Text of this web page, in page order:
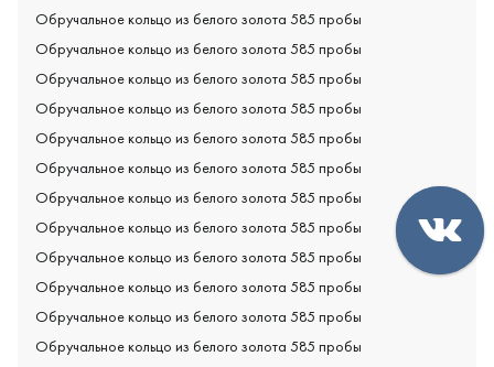
Обручальное кольцо из белого золота 585 пробы
Обручальное кольцо из белого золота 585 пробы
Обручальное кольцо из белого золота 585 пробы
Обручальное кольцо из белого золота 585 пробы
Обручальное кольцо из белого золота 585 пробы
Обручальное кольцо из белого золота 585 пробы
Обручальное кольцо из белого золота 585 пробы
Обручальное кольцо из белого золота 585 пробы
Обручальное кольцо из белого золота 585 пробы
Обручальное кольцо из белого золота 585 пробы
Обручальное кольцо из белого золота 585 пробы
Обручальное кольцо из белого золота 585 пробы